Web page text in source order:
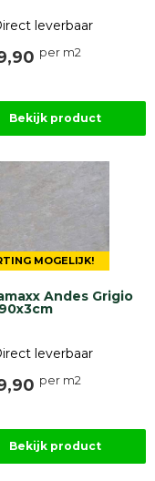
leverbaar
per m2
Bekijk product
MOGELIJK!
Andes Grigio
leverbaar
per m2
Bekijk product